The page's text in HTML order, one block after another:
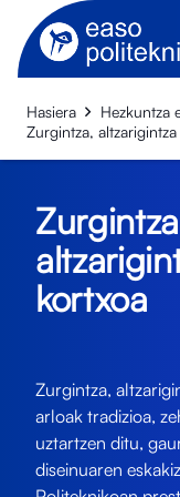
Hasiera
Hezkuntza
Zurgintza,
kortxoa
Zurgintza,
arloak tradizioa,
uztartzen ditu,
diseinuaren